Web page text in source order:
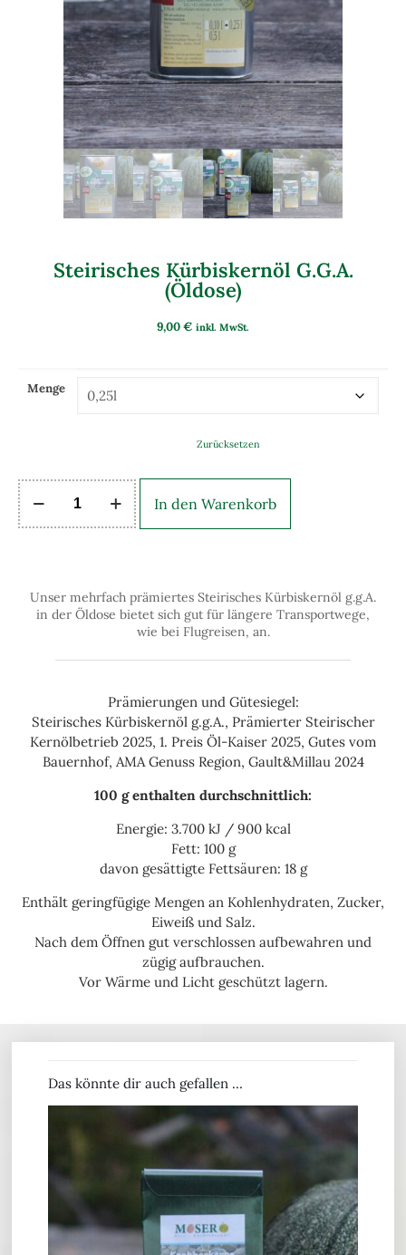
Steirisches Kürbiskernöl G.g.A.
(Öldose)
9,00€ inkl. MwSt.
Menge
Zurücksetzen
In den Warenkorb
Unser mehrfach prämiertes Steirisches Kürbiskernöl g.g.A.
in der Öldose bietet sich gut für längere Transportwege,
wie bei Flugreisen, an.
Prämierungen und Gütesiegel:
Steirisches Kürbiskernöl g.g.A., Prämierter Steirischer
Kernölbetrieb 2025, 1. Preis Öl-Kaiser 2025, Gutes vom
Bauernhof, AMA Genuss Region, Gault&Millau 2024
100 g enthalten durchschnittlich:
Energie: 3.700 kJ / 900 kcal
Fett: 100 g
davon gesättigte Fettsäuren: 18 g
Enthält geringfügige Mengen an Kohlenhydraten, Zucker,
Eiweiß und Salz.
Nach dem Öffnen gut verschlossen aufbewahren und
zügig aufbrauchen.
Vor Wärme und Licht geschützt lagern.
Das könnte dir auch gefallen …